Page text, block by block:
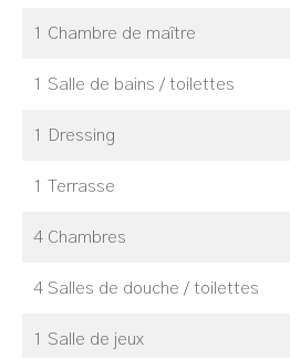
1 Chambre de maître
1 Salle de bains / toilettes
1 Dressing
1 Terrasse
4 Chambres
4 Salles de douche / toilettes
1 Salle de jeux